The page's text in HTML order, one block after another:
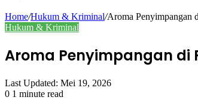
Home/Hukum & Kriminal/Aroma Penyimpangan
Hukum & Kriminal
Aroma Penyimpangan di
Last Updated: Mei 19, 2026
0 1 minute read